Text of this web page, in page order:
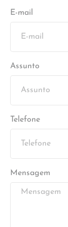
E-mail
Assunto
Telefone
Mensagem